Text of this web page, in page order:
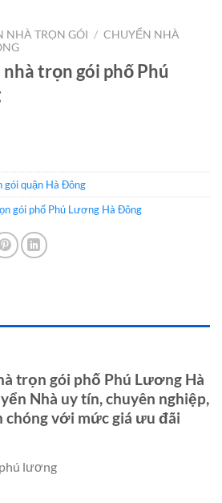
NHÀ TRỌN GÓI / CHUYỂN NHÀ
trọn gói phố Phú
gói quận Hà Đông
gói phố Phú Lương Hà Đông
trọn gói phố Phú Lương Hà
Nhà uy tín, chuyên nghiệp,
chóng với mức giá ưu đãi